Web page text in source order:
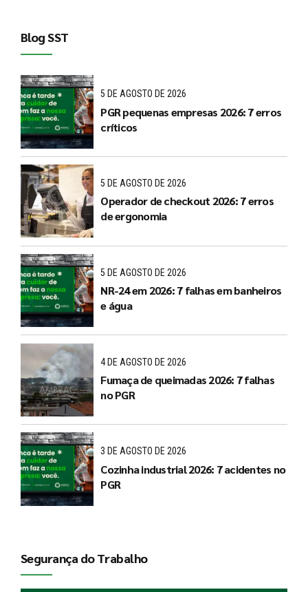
Blog SST
5 DE AGOSTO DE 2026
PGR pequenas empresas 2026: 7 erros
críticos
5 DE AGOSTO DE 2026
Operador de checkout 2026: 7 erros
de ergonomia
5 DE AGOSTO DE 2026
NR-24 em 2026: 7 falhas em banheiros
e água
4 DE AGOSTO DE 2026
Fumaça de queimadas 2026: 7 falhas
no PGR
3 DE AGOSTO DE 2026
Cozinha industrial 2026: 7 acidentes no
PGR
Segurança do Trabalho